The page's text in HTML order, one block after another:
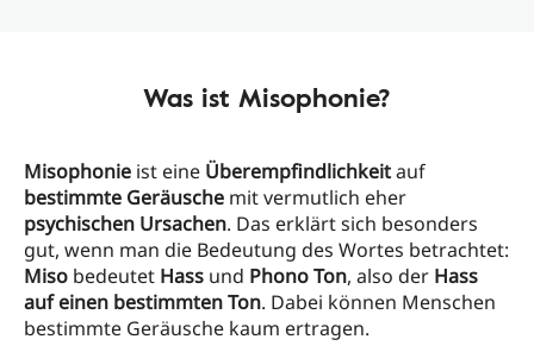
Was ist Misophonie?
Misophonie ist eine Überempfindlichkeitauf
bestimmte Geräusche mit vermutlich eher
psychischen Ursachen. Das erklärt sich besonders
gut, wenn man die Bedeutung des Wortes betrachtet:
Miso bedeutet Hass und Phono Ton, also der Hass
auf einen bestimmten Ton. Dabei können Menschen
bestimmte Geräusche kaum ertragen.